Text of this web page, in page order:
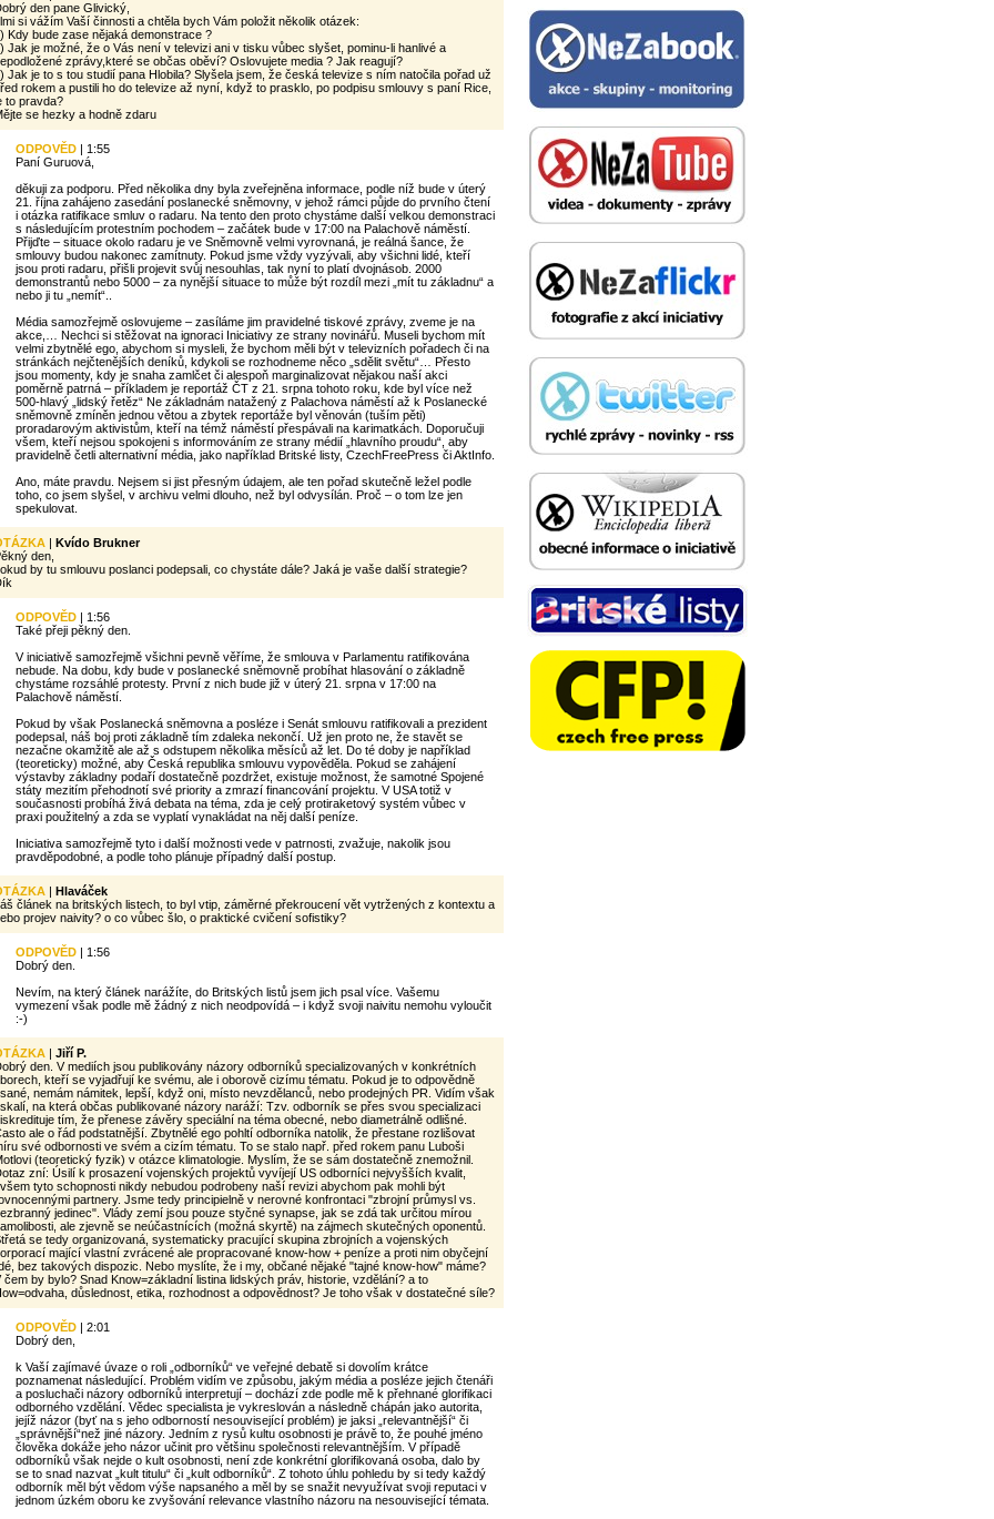
den pane Glivický,
si vážím Vaší činnosti a chtěla bych Vám položit několik otázek:
Kdy bude zase nějaká demonstrace ?
Jak je možné, že o Vás není v televizi ani v tisku vůbec slyšet, pominu-li hanlivé a
zprávy,které se občas oběví? Oslovujete media ? Jak reagují?
Jak je to s tou studií pana Hlobila? Slyšela jsem, že česká televize s ním natočila pořad už
rokem a pustili ho do televize až nyní, když to prasklo, po podpisu smlouvy s paní Rice,
to pravda?
se hezky a hodně zdaru
ODPOVĚD | 1:55
Paní Guruová,
děkuji za podporu. Před několika dny byla zveřejněna informace, podle níž bude v úterý
21. října zahájeno zasedání poslanecké sněmovny, v jehož rámci půjde do prvního čtení
i otázka ratifikace smluv o radaru. Na tento den proto chystáme další velkou demonstraci
s následujícím protestním pochodem – začátek bude v 17:00 na Palachově náměstí.
Přijďte – situace okolo radaru je ve Sněmovně velmi vyrovnaná, je reálná šance, že
smlouvy budou nakonec zamítnuty. Pokud jsme vždy vyzývali, aby všichni lidé, kteří
jsou proti radaru, přišli projevit svůj nesouhlas, tak nyní to platí dvojnásob. 2000
demonstrantů nebo 5000 – za nynější situace to může být rozdíl mezi „mít tu základnu“ a
nebo ji tu „nemít“..
Média samozřejmě oslovujeme – zasíláme jim pravidelné tiskové zprávy, zveme je na
akce,… Nechci si stěžovat na ignoraci Iniciativy ze strany novinářů. Museli bychom mít
velmi zbytnělé ego, abychom si mysleli, že bychom měli být v televizních pořadech či na
stránkách nejčtenějších deníků, kdykoli se rozhodneme něco „sdělit světu“… Přesto
jsou momenty, kdy je snaha zamlčet či alespoň marginalizovat nějakou naší akci
poměrně patrná – příkladem je reportáž ČT z 21. srpna tohoto roku, kde byl více než
500-hlavý „lidský řetěz“ Ne základnám natažený z Palachova náměstí až k Poslanecké
sněmovně zmíněn jednou větou a zbytek reportáže byl věnován (tuším pěti)
proradarovým aktivistům, kteří na témž náměstí přespávali na karimatkách. Doporučuji
všem, kteří nejsou spokojeni s informováním ze strany médií „hlavního proudu“, aby
pravidelně četli alternativní média, jako například Britské listy, CzechFreePress či AktInfo.
Ano, máte pravdu. Nejsem si jist přesným údajem, ale ten pořad skutečně ležel podle
toho, co jsem slyšel, v archivu velmi dlouho, než byl odvysílán. Proč – o tom lze jen
spekulovat.
| Kvído Brukner
den,
by tu smlouvu poslanci podepsali, co chystáte dále? Jaká je vaše další strategie?
ODPOVĚD | 1:56
Také přeji pěkný den.
V iniciativě samozřejmě všichni pevně věříme, že smlouva v Parlamentu ratifikována
nebude. Na dobu, kdy bude v poslanecké sněmovně probíhat hlasování o základně
chystáme rozsáhlé protesty. První z nich bude již v úterý 21. srpna v 17:00 na
Palachově náměstí.
Pokud by však Poslanecká sněmovna a posléze i Senát smlouvu ratifikovali a prezident
podepsal, náš boj proti základně tím zdaleka nekončí. Už jen proto ne, že stavět se
nezačne okamžitě ale až s odstupem několika měsíců až let. Do té doby je například
(teoreticky) možné, aby Česká republika smlouvu vypověděla. Pokud se zahájení
výstavby základny podaří dostatečně pozdržet, existuje možnost, že samotné Spojené
státy mezitím přehodnotí své priority a zmrazí financování projektu. V USA totiž v
současnosti probíhá živá debata na téma, zda je celý protiraketový systém vůbec v
praxi použitelný a zda se vyplatí vynakládat na něj další peníze.
Iniciativa samozřejmě tyto i další možnosti vede v patrnosti, zvažuje, nakolik jsou
pravděpodobné, a podle toho plánuje případný další postup.
| Hlaváček
článek na britských listech, to byl vtip, záměrné překroucení vět vytržených z kontextu a
projev naivity? o co vůbec šlo, o praktické cvičení sofistiky?
ODPOVĚD | 1:56
Dobrý den.
Nevím, na který článek narážíte, do Britských listů jsem jich psal více. Vašemu
vymezení však podle mě žádný z nich neodpovídá – i když svoji naivitu nemohu vyloučit
:-)
| Jiří P.
den. V mediích jsou publikovány názory odborníků specializovaných v konkrétních
kteří se vyjadřují ke svému, ale i oborově cizímu tématu. Pokud je to odpovědně
nemám námitek, lepší, když oni, místo nevzdělanců, nebo prodejných PR. Vidím však
na která občas publikované názory naráží: Tzv. odborník se přes svou specializaci
tím, že přenese závěry speciální na téma obecné, nebo diametrálně odlišné.
ale o řád podstatnější. Zbytnělé ego pohltí odborníka natolik, že přestane rozlišovat
své odbornosti ve svém a cizím tématu. To se stalo např. před rokem panu Luboši
(teoretický fyzik) v otázce klimatologie. Myslím, že se sám dostatečně znemožnil.
zní: Úsilí k prosazení vojenských projektů vyvíjejí US odborníci nejvyšších kvalit,
tyto schopnosti nikdy nebudou podrobeny naší revizi abychom pak mohli být
partnery. Jsme tedy principielně v nerovné konfrontaci "zbrojní průmysl vs.
jedinec". Vlády zemí jsou pouze styčné synapse, jak se zdá tak určitou mírou
ale zjevně se neúčastnících (možná skyrtě) na zájmech skutečných oponentů.
se tedy organizovaná, systematicky pracující skupina zbrojních a vojenských
mající vlastní zvrácené ale propracované know-how + peníze a proti nim obyčejní
bez takových dispozic. Nebo myslíte, že i my, občané nějaké "tajné know-how" máme?
čem by bylo? Snad Know=základní listina lidských práv, historie, vzdělání? a to
důslednost, etika, rozhodnost a odpovědnost? Je toho však v dostatečné síle?
ODPOVĚD | 2:01
Dobrý den,
k Vaší zajímavé úvaze o roli „odborníků“ ve veřejné debatě si dovolím krátce
poznamenat následující. Problém vidím ve způsobu, jakým média a posléze jejich čtenáři
a posluchači názory odborníků interpretují – dochází zde podle mě k přehnané glorifikaci
odborného vzdělání. Vědec specialista je vykreslován a následně chápán jako autorita,
jejíž názor (byť na s jeho odborností nesouvisející problém) je jaksi „relevantnější“ či
„správnější“než jiné názory. Jedním z rysů kultu osobnosti je právě to, že pouhé jméno
člověka dokáže jeho názor učinit pro většinu společnosti relevantnějším. V případě
odborníků však nejde o kult osobnosti, není zde konkrétní glorifikovaná osoba, dalo by
se to snad nazvat „kult titulu“ či „kult odborníků“. Z tohoto úhlu pohledu by si tedy každý
odborník měl být vědom výše napsaného a měl by se snažit nevyužívat svoji reputaci v
jednom úzkém oboru ke zvyšování relevance vlastního názoru na nesouvisející témata.